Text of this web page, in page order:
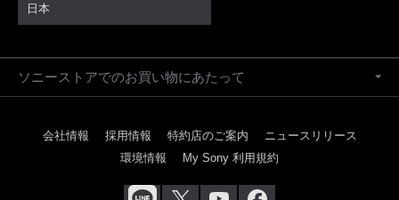
日本
ソニーストアでのお買い物にあたって
会社情報 採用情報 特約店のご案内
ニュースリリース
環境情報
My Sony 利用規約